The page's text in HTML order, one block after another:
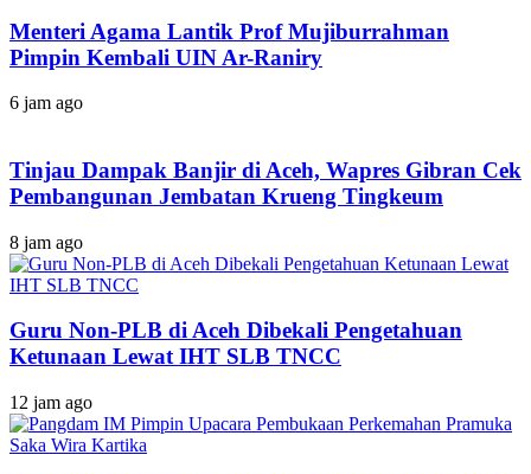
Menteri Agama Lantik Prof Mujiburrahman
Pimpin Kembali UIN Ar-Raniry
6 jam ago
Tinjau Dampak Banjir di Aceh, Wapres Gibran Cek
Pembangunan Jembatan Krueng Tingkeum
8 jam ago
Guru Non-PLB di Aceh Dibekali Pengetahuan
Ketunaan Lewat IHT SLB TNCC
12 jam ago